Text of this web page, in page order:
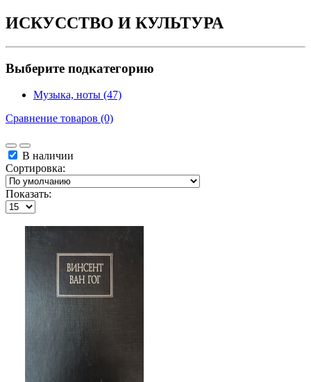
ИСКУССТВО И КУЛЬТУРА
Выберите подкатегорию
Музыка, ноты (47)
Сравнение товаров (0)
В наличии
Сортировка:
Показать: